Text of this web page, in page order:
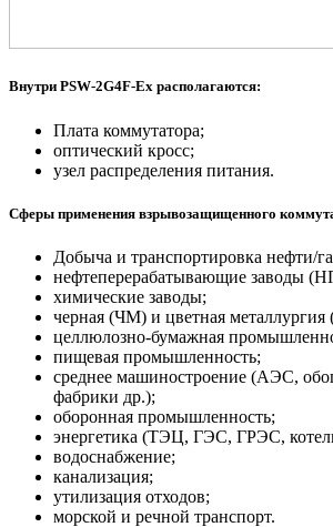
Внутри PSW-2G4F-Ex располагаются:
Плата коммутатора;
оптический кросс;
узел распределения питания.
Cферы применения взрывозащищенного
Добыча и транспортировка нефти/
нефтеперерабатывающие заводы
химические заводы;
черная (ЧМ) и цветная
целлюлозно-бумажная
пищевая промышленность;
среднее машиностроение (АЭС,
фабрики др.);
оборонная промышленность;
энергетика (ТЭЦ, ГЭС, ГРЭС,
водоснабжение;
канализация;
утилизация отходов;
морской и речной транспорт.